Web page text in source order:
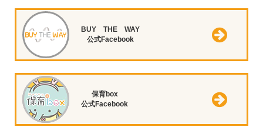
BUY THE WAY
公式Facebook
保育box
公式Facebook